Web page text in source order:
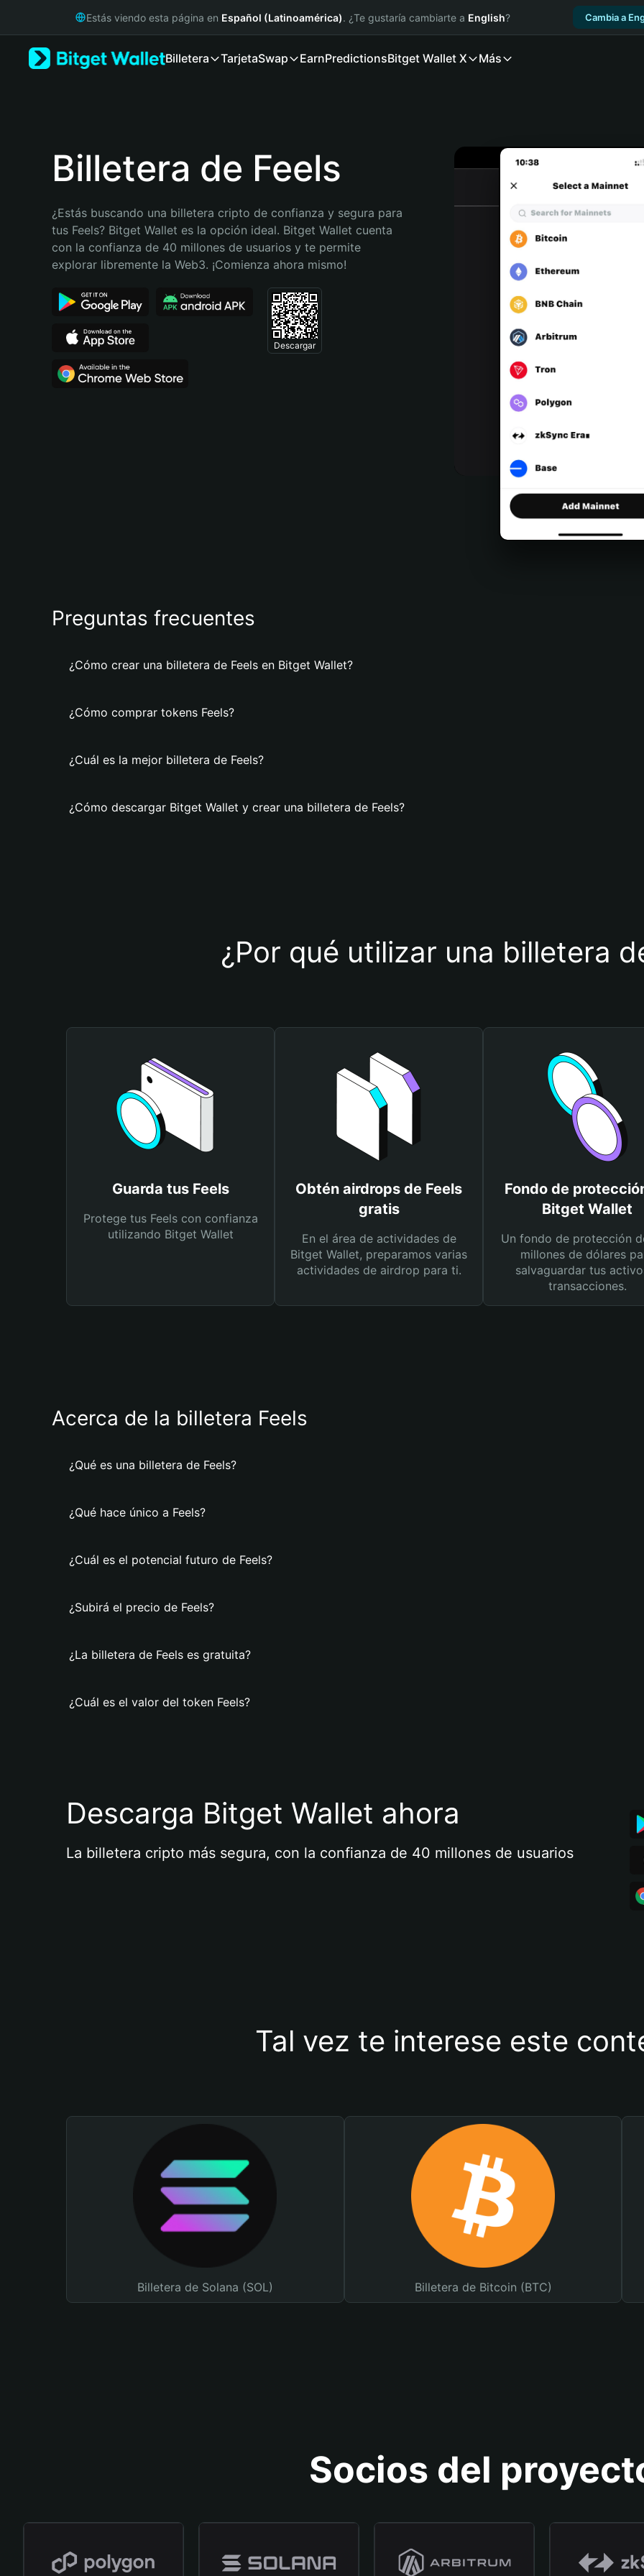
Русский
Bahasa Indonesia
Português (Brasil)
Estás viendo esta página en Español (Latinoamérica). ¿Te gustaría cambiarte a English? Cambia a
Billetera TarjetaSwap EarnPredictionsBitget Wallet X Más
Billetera de Feels
¿Estás buscando una billetera cripto de confianza y segura para
tus Feels? Bitget Wallet es la opción ideal. Bitget Wallet cuenta
con la confianza de 40 millones de usuarios y te permite
explorar libremente la Web3. ¡Comienza ahora mismo!
Descargar
Preguntas frecuentes
¿Cómo crear una billetera de Feels en Bitget Wallet?
¿Cómo comprar tokens Feels?
¿Cuál es la mejor billetera de Feels?
¿Cómo descargar Bitget Wallet y crear una billetera de Feels?
¿Por qué utilizar una billetera
Guarda tus Feels
Protege tus Feels con confianza
utilizando Bitget Wallet
Obtén airdrops de Feels
gratis
En el área de actividades de
Bitget Wallet, preparamos varias
actividades de airdrop para ti.
Fondo de
Bitget Wallet
Un fondo de protección
millones de dólares
salvaguardar tus
transacciones.
Acerca de la billetera Feels
¿Qué es una billetera de Feels?
¿Qué hace único a Feels?
¿Cuál es el potencial futuro de Feels?
¿Subirá el precio de Feels?
¿La billetera de Feels es gratuita?
¿Cuál es el valor del token Feels?
Descarga Bitget Wallet ahora
La billetera cripto más segura, con la confianza de 40 millones de usuarios
Tal vez te interese este
Billetera de Solana (SOL) Billetera de Bitcoin (BTC)
Socios del